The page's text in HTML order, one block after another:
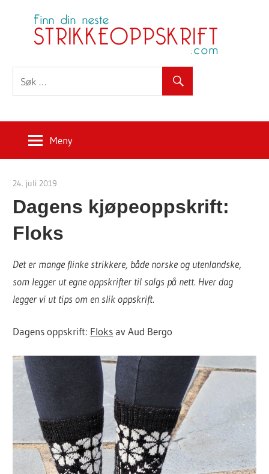
Meny
24. juli 2019
Dagens kjøpeoppskrift:
Floks
Det er mange flinke strikkere, både norske og utenlandske,
som legger ut egne oppskrifter til salgs på nett. Hver dag
legger vi ut tips om en slik oppskrift.
Dagens oppskrift: Floksav Aud Bergo